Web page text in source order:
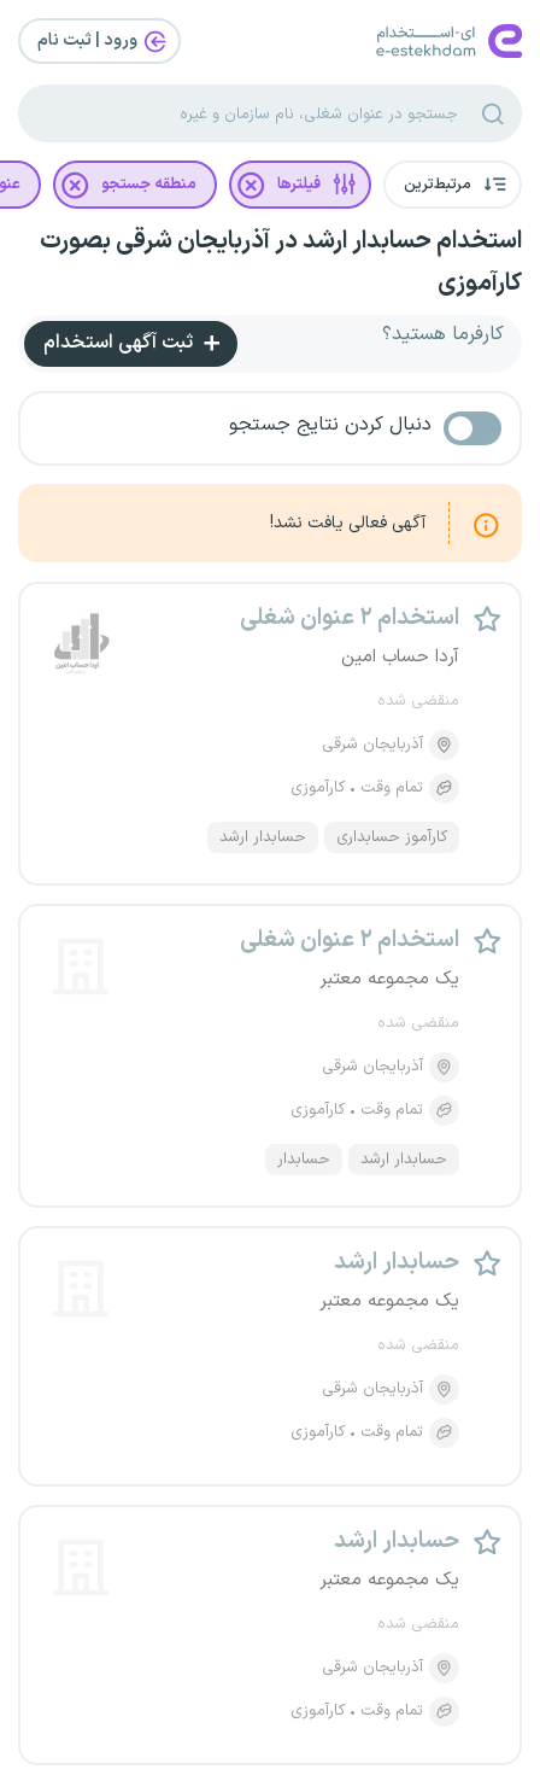
ورود | ثبت‌ نام
مرتبط‌ترین فیلترها منطقه جستجو
استخدام حسابدار ارشد در آذربایجان شرقی بصورت
کارآموزی
کارفرما هستید؟ ثبت آگهی استخدام
دنبال کردن نتایج جستجو
آگهی فعالی یافت نشد!
استخدام ۲ عنوان شغلی
آردا حساب امین
منقضی شده
آذربایجان شرقی
تمام وقت
کارآموزی
کارآموز حسابداری حسابدار ارشد
استخدام ۲ عنوان شغلی
یک مجموعه معتبر
منقضی شده
آذربایجان شرقی
تمام وقت
کارآموزی
حسابدار ارشد حسابدار
حسابدار ارشد
یک مجموعه معتبر
منقضی شده
آذربایجان شرقی
تمام وقت
کارآموزی
حسابدار ارشد
یک مجموعه معتبر
منقضی شده
آذربایجان شرقی
تمام وقت
کارآموزی